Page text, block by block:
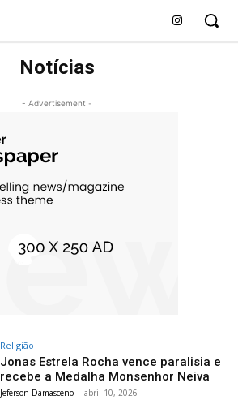
Notícias
- Advertisement -
Religião
Jonas Estrela Rocha vence paralisia e
recebe a Medalha Monsenhor Neiva
Jeferson Damasceno - abril 10, 2026